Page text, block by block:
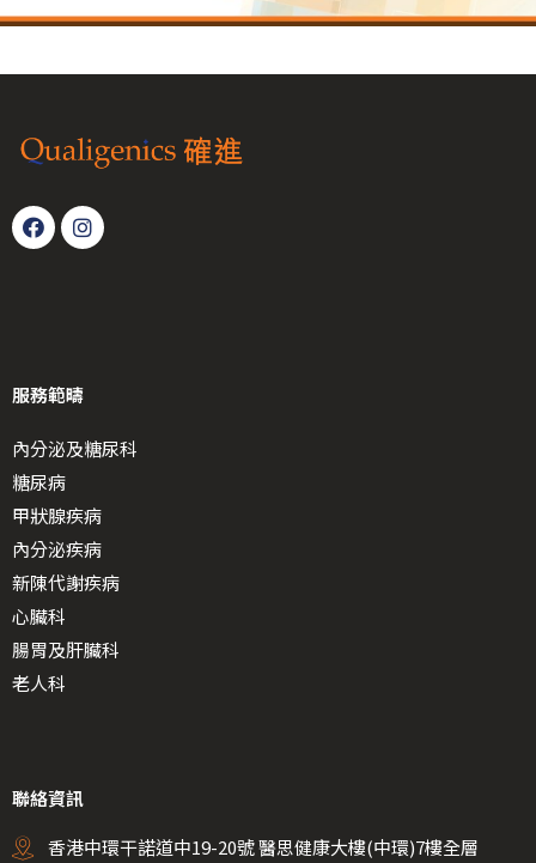
服務範疇
內分泌及糖尿科
糖尿病
甲狀腺疾病
內分泌疾病
新陳代謝疾病
心臟科
腸胃及肝臟科
老人科
聯絡資訊
香港中環干諾道中19-20號 醫思健康大樓(中環)7樓全層